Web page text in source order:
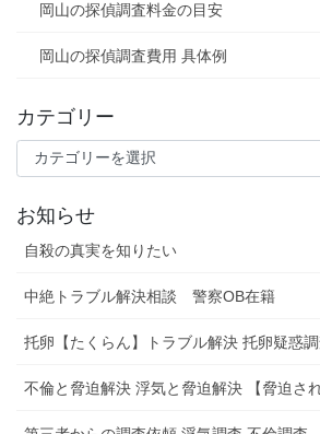
岡山の探偵調査料金の目安
岡山の探偵調査費用 具体例
カテゴリー
テ
リ
ー
お知らせ
自殺の真実を知りたい
中絶トラブル解決相談 警察OB在籍
托卵【たくらん】トラブル解決 托卵疑惑
不倫と脅迫解決 浮気と脅迫解決 【脅迫さ